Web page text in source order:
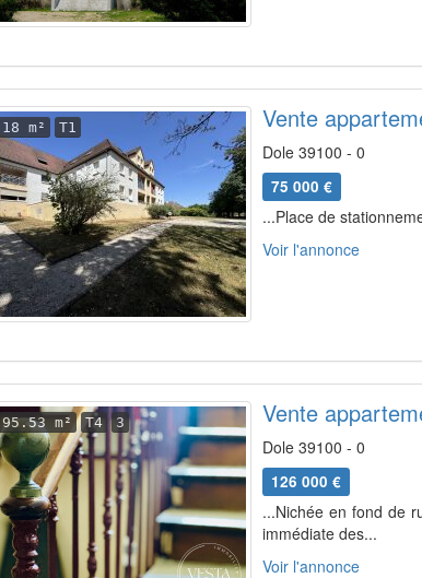
18 m² T1 Vente
Dole 39100 - 0
75 000 €
...Place de
Voir l'annonce
95.53 m² T4 3 Vente
Dole 39100 - 0
126 000 €
...Nichée en fond de
immédiate des...
Voir l'annonce